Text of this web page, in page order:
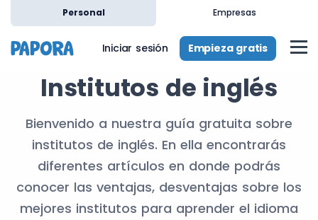
Personal Empresas
Iniciar sesión Empieza gratis
Institutos de inglés
Bienvenido a nuestra guía gratuita sobre
institutos de inglés. En ella encontrarás
diferentes artículos en donde podrás
conocer las ventajas, desventajas sobre los
mejores institutos para aprender el idioma